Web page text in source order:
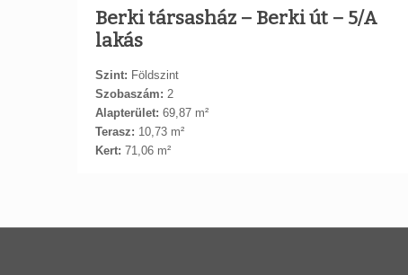
Berki társasház – Berki út – 5/A
lakás
Szint: Földszint
Szobaszám: 2
Alapterület: 69,87 m²
Terasz: 10,73 m²
Kert: 71,06 m²